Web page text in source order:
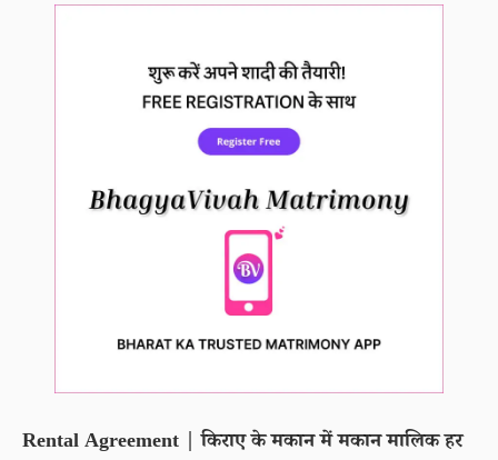
Rental Agreement | किराए के मकान में मकान मालिक हर